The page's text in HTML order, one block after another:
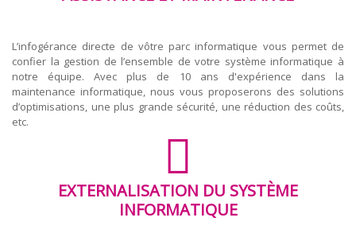
L’infogérance directe de vôtre parc informatique vous permet de
confier la gestion de l’ensemble de votre système informatique à
notre équipe. Avec plus de 10 ans d'expérience dans la
maintenance informatique, nous vous proposerons des solutions
d’optimisations, une plus grande sécurité, une réduction des coûts,
etc.
EXTERNALISATION DU SYSTÈME
INFORMATIQUE